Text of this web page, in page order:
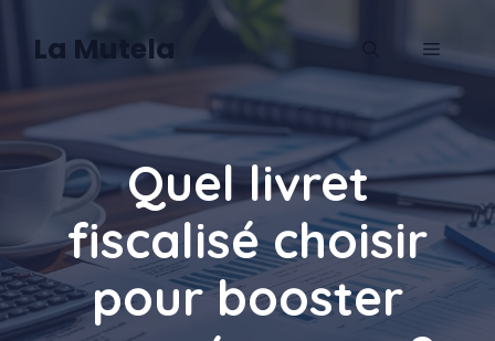
contenu
La Mutela MENU
Quel livret
fiscalisé choisir
pour booster